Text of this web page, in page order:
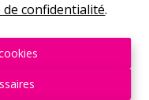
de confidentialité.